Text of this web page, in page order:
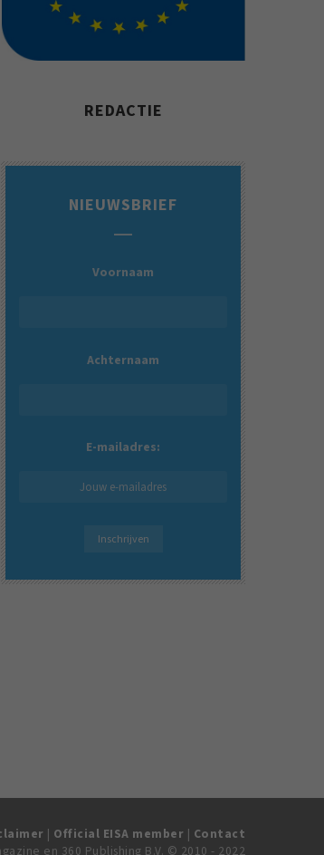
REDACTIE
NIEUWSBRIEF
Voornaam
Achternaam
E-mailadres:
| Official EISA member | Contact
en 360 Publishing B.V. © 2010 - 2022